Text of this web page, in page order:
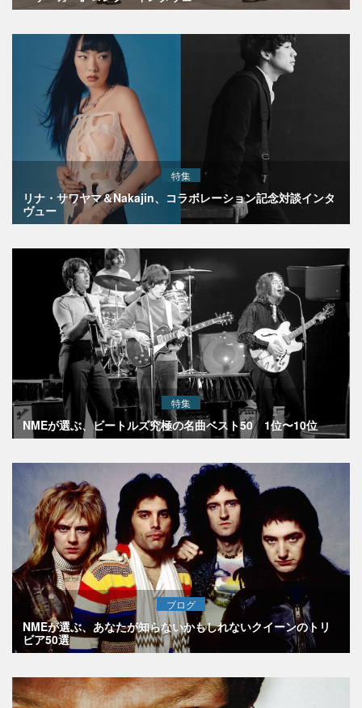
特集
リナ・サワヤマ＆Nakajin、コラボレーション記念対談インタ
ヴュー
特集
NMEが選ぶ、ビートルズ究極の名曲ベスト50 1位〜10位
ブログ
NMEが選ぶ、あなたが知らないかもしれないクイーンのトリ
ビア50選